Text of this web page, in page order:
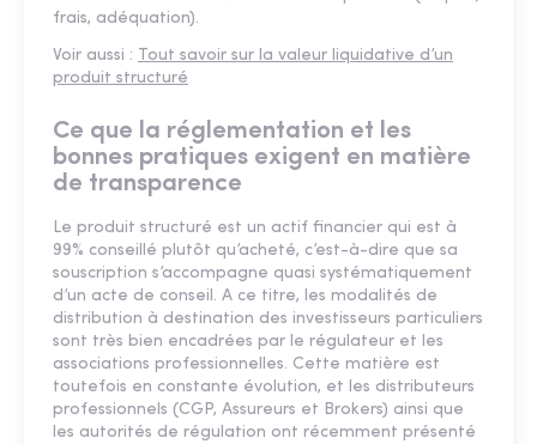
frais, adéquation).
Voir aussi : Tout savoir sur la valeur liquidative d’un
produit structuré
Ce que la réglementation et les
bonnes pratiques exigent en matière
de transparence
Le produit structuré est un actif financier qui est à
99% conseillé plutôt qu’acheté, c’est-à-dire que sa
souscription s’accompagne quasi systématiquement
d’un acte de conseil. A ce titre, les modalités de
distribution à destination des investisseurs particuliers
sont très bien encadrées par le régulateur et les
associations professionnelles. Cette matière est
toutefois en constante évolution, et les distributeurs
professionnels (CGP, Assureurs et Brokers) ainsi que
les autorités de régulation ont récemment présenté